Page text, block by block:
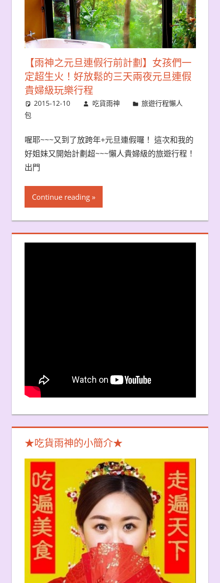
【雨神之元旦連假行前計劃】女孩們一
定超生火！好放鬆的三天兩夜元旦連假
貴婦級玩樂行程
2015-12-10 吃貨雨神
旅遊行程懶人
包
喔耶~~~又到了放跨年+元旦連假囉！ 這次和我的
好姐妹又開始計劃超~~~懶人貴婦級的旅遊行程！
出門
Continue reading
★吃貨雨神的小簡介★